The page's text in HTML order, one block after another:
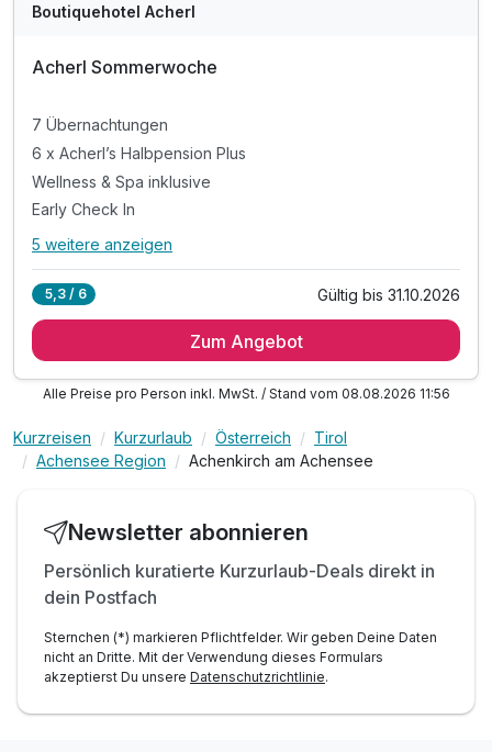
Boutiquehotel Acherl
Acherl Sommerwoche
7 Übernachtungen
6 x Acherl’s Halbpension Plus
Wellness & Spa inklusive
Early Check In
Alle Inklusivleistungen
6 x Acherl’s Halbpension Plus
Early Check In
Achensee Gästekarte
Kostenloser Eintritt im Naturparkhaus Hinterriß
5 weitere anzeigen
5,3 / 6 Gültig bis 31.10.2026
Zum Angebot
Alle Preise pro Person inkl. MwSt. / Stand vom 08.08.2026 11:56
Kurzreisen Kurzurlaub Österreich
Tirol
Achensee Region
Achenkirch am Achensee
Newsletter abonnieren
Persönlich kuratierte Kurzurlaub-Deals direkt in
dein Postfach
Sternchen (*) markieren Pflichtfelder. Wir geben Deine Daten
nicht an Dritte. Mit der Verwendung dieses Formulars
akzeptierst Du unsere Datenschutzrichtlinie.